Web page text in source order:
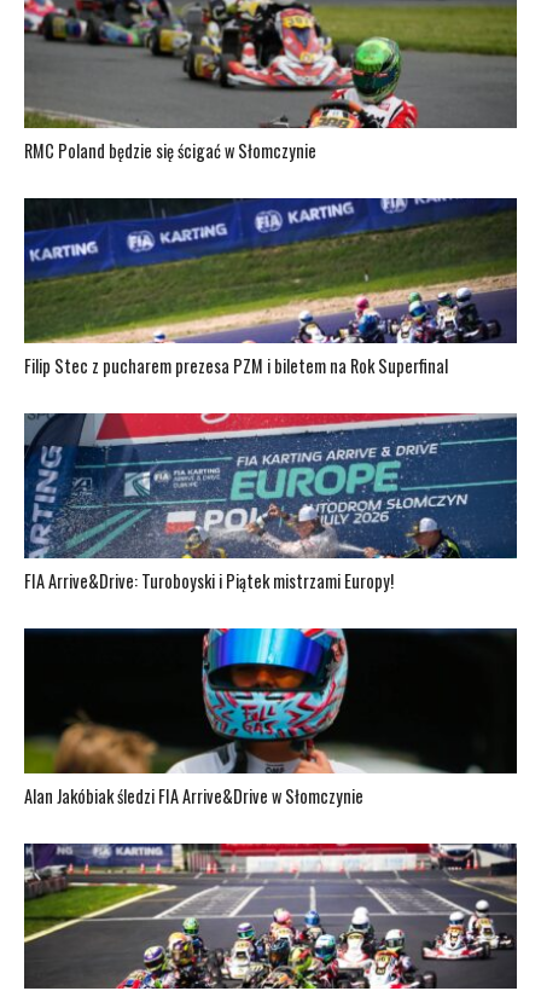
RMC Poland będzie się ścigać w Słomczynie
Filip Stec z pucharem prezesa PZM i biletem na Rok Superfinal
FIA Arrive&Drive: Turoboyski i Piątek mistrzami Europy!
Alan Jakóbiak śledzi FIA Arrive&Drive w Słomczynie